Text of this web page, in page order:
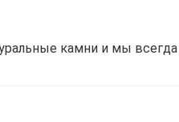
камни и мы